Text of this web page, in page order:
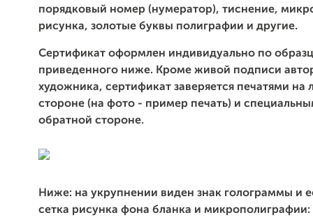
порядковый номер (нумератор), тиснение,
рисунка, золотые буквы полиграфии и другие.
Сертификат оформлен индивидуально по
приведенного ниже. Кроме живой подписи
художника, сертификат заверяется печатями на
стороне (на фото - пример печать) и
обратной стороне.
Ниже: на укрупнении виден знак голограммы и
сетка рисунка фона бланка и микрополиграфии: